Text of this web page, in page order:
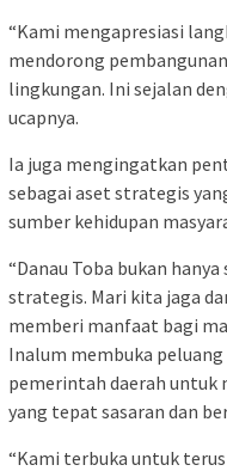
“Kami mengapresiasi
mendorong
lingkungan. Ini sejalan
ucapnya.
Ia juga mengingatkan
sebagai aset strategis
sumber kehidupan
“Danau Toba bukan
strategis. Mari kita jaga
memberi manfaat bagi
Inalum membuka
pemerintah daerah
yang tepat sasaran dan
“Kami terbuka untuk